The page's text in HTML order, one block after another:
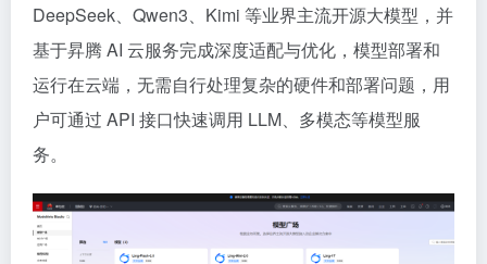
DeepSeek、Qwen3、Kimi 等业界主流开源大模型，并
基于昇腾 AI 云服务完成深度适配与优化，模型部署和
运行在云端，无需自行处理复杂的硬件和部署问题，用
户可通过 API 接口快速调用 LLM、多模态等模型服
务。